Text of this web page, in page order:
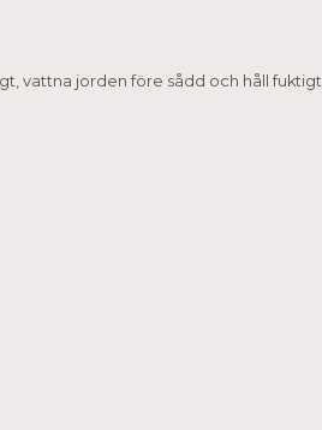
vattna jorden före sådd och håll fuktigt